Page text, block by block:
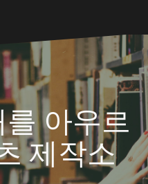
아우르
제작소